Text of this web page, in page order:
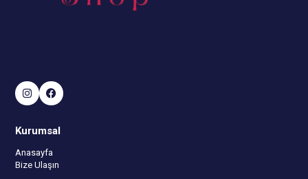
Kurumsal
Anasayfa
Bize Ulaşın